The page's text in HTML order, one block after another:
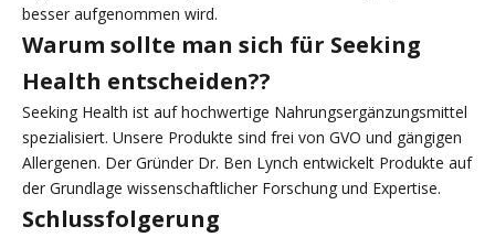
besser aufgenommen wird.
Warum sollte man sich für Seeking
Health entscheiden??
Seeking Health ist auf hochwertige Nahrungsergänzungsmittel
spezialisiert. Unsere Produkte sind frei von GVO und gängigen
Allergenen. Der Gründer Dr. Ben Lynch entwickelt Produkte auf
der Grundlage wissenschaftlicher Forschung und Expertise.
Schlussfolgerung